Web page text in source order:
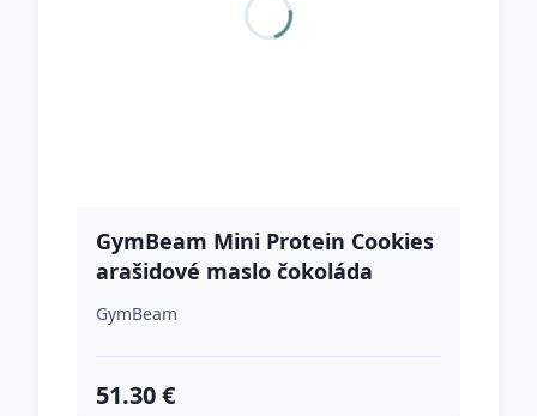
GymBeam Mini Protein Cookies
arašidové maslo čokoláda
GymBeam
51.30 €